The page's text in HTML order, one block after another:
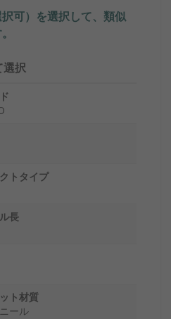
可）を選択して、類似
選択
トタイプ
長
ト材質
ール